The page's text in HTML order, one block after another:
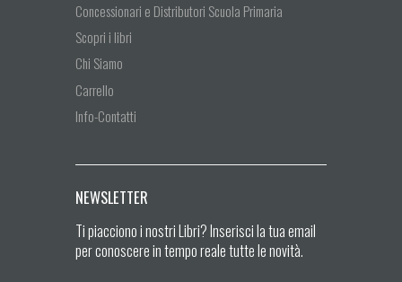
Concessionari e Distributori Scuola Primaria
Scopri i libri
Chi Siamo
Carrello
Info-Contatti
NEWSLETTER
Ti piacciono i nostri Libri? Inserisci la tua email
per conoscere in tempo reale tutte le novità.